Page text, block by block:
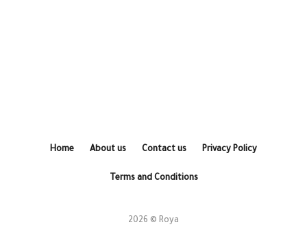
Home About us Contact us Privacy Policy
Terms and Conditions
2026 © Roya